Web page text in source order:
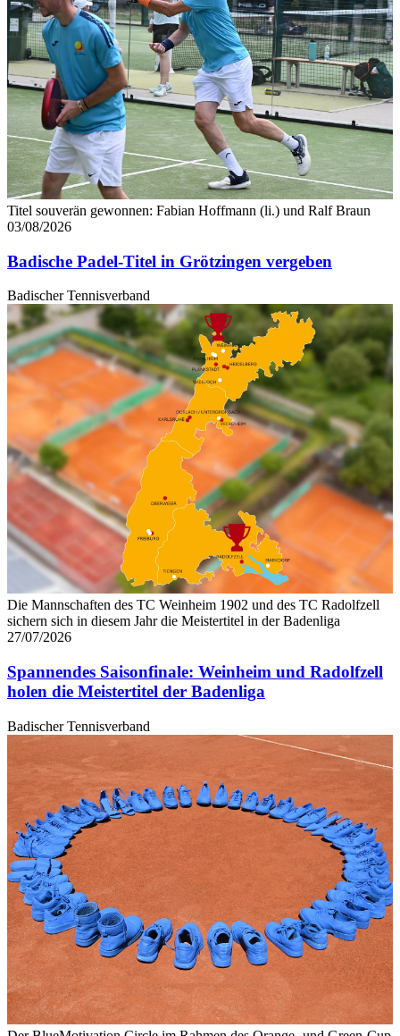
Titel souverän gewonnen: Fabian Hoffmann (li.) und Ralf Braun
03/08/2026
Badische Padel-Titel in Grötzingen vergeben
Badischer Tennisverband
Die Mannschaften des TC Weinheim 1902 und des TC Radolfzell
sichern sich in diesem Jahr die Meistertitel in der Badenliga
27/07/2026
Spannendes Saisonfinale: Weinheim und Radolfzell
holen die Meistertitel der Badenliga
Badischer Tennisverband